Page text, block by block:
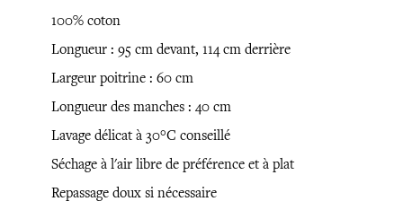
100% coton
Longueur : 95 cm devant, 114 cm derrière
Largeur poitrine : 60 cm
Longueur des manches : 40 cm
Lavage délicat à 30°C conseillé
Séchage à l'air libre de préférence et à plat
Repassage doux si nécessaire